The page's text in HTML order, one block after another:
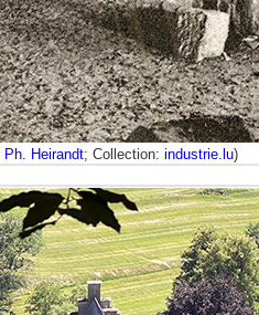
Ph. Heirandt; Collection: industrie.lu)